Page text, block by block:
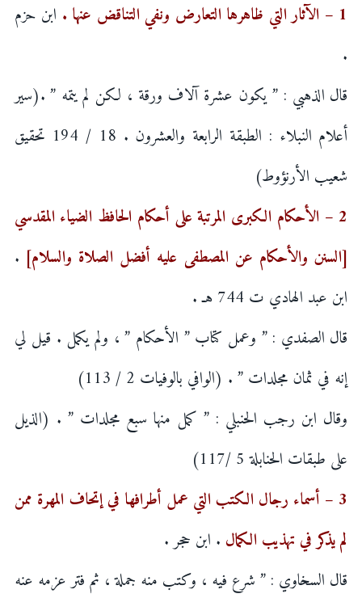
1 – الآثار التي ظاهرها التعارض ونفي التناقض عنها .
ابن حزم
.
قال الذهبي : ” يكون عشرة آلاف ورقة ، لكن لم يتمه ” .(سير
أعلام النبلاء : الطبقة الرابعة والعشرون . 18 / 194 تحقيق
شعيب الأرنؤوط)
2 – الأحكام الكبرى المرتبة على أحكام الحافظ الضياء المقدسي
[السنن والأحكام عن المصطفى عليه أفضل الصلاة والسلام] .
ابن عبد الهادي ت 744 هـ .
قال الصفدي : ” وعمل كتاب ” الأحكام ” ، ولم يكمل . قيل لي
إنه في ثمان مجلدات ” . (الوافي بالوفيات 2 / 113)
وقال ابن رجب الحنبلي : ” كمل منها سبع مجلدات ” . (الذيل
على طبقات الحنابلة 5 /117)
3 – أسماء رجال الكتب التي عمل أطرافها في إتحاف المهرة ممن
لم يذكر في تهذيب الكمال . ابن حجر .
قال السخاوي : ” شرع فيه ، وكتب منه جملة ، ثم فتر عزمه عنه